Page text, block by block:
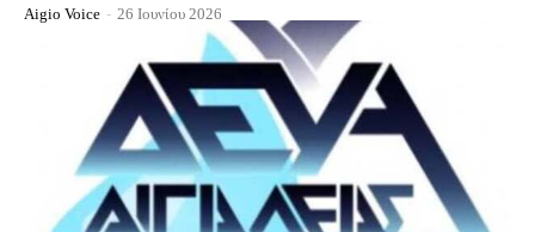
Aigio Voice - 26 Ιουνίου 2026